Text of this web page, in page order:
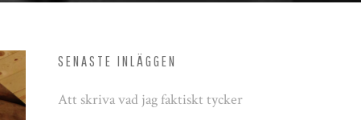
SENASTE INLÄGGEN
Att skriva vad jag faktiskt tycker